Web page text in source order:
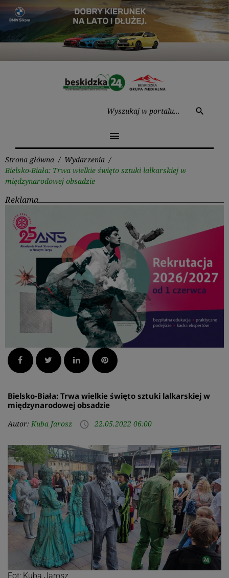
Przejdź
treści
search
menu
Strona główna / Wydarzenia /
Bielsko-Biała: Trwa wielkie święto sztuki lalkarskiej w
międzynarodowej obsadzie
Reklama
Facebook Twitter LinkedInPinterest
Bielsko-Biała: Trwa wielkie święto sztuki lalkarskiej w
międzynarodowej obsadzie
Autor: Kuba Jarosz access_time 22.05.2022 06:00
Fot: Kuba Jarosz